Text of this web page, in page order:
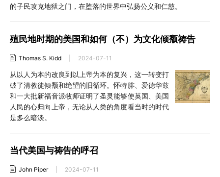
的子民攻克地狱之门，在堕落的世界中弘扬公义和仁慈。
殖民地时期的美国和如何（不）为文化倾颓祷告
Thomas S. Kidd 2024-07-11
从以人为本的改良到以上帝为本的复兴，这一转变打
破了清教徒倾颓和绝望的旧循环。怀特腓、爱德华兹
和一大批新福音派牧师证明了圣灵能够使英国、美国
人民的心归向上帝，无论从人类的角度看当时的时代
是多么暗淡。
当代美国与祷告的呼召
John Piper 2024-07-11